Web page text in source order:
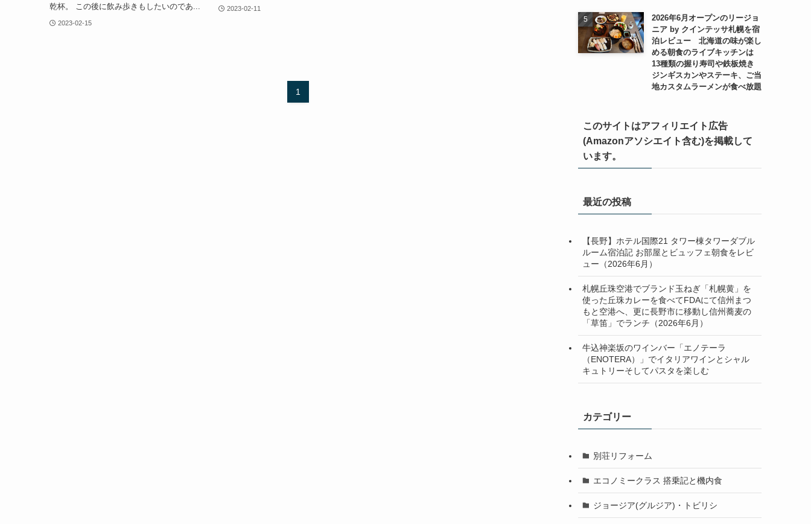
乾杯。 この後に飲み歩きもしたいのであ...
2023-02-15
2023-02-11
1
2026年6月オープンのリージョ
ニア by クインテッサ札幌を宿
泊レビュー 北海道の味が楽し
める朝食のライブキッチンは
13種類の握り寿司や鉄板焼き
ジンギスカンやステーキ、ご当
地カスタムラーメンが食べ放題
このサイトはアフィリエイト広告
(Amazonアソシエイト含む)を掲載して
います。
最近の投稿
【長野】ホテル国際21 タワー棟タワーダブル
ルーム宿泊記 お部屋とビュッフェ朝食をレビ
ュー（2026年6月）
札幌丘珠空港でブランド玉ねぎ「札幌黄」を
使った丘珠カレーを食べてFDAにて信州まつ
もと空港へ、更に長野市に移動し信州蕎麦の
「草笛」でランチ（2026年6月）
牛込神楽坂のワインバー「エノテーラ
（ENOTERA）」でイタリアワインとシャル
キュトリーそしてパスタを楽しむ
カテゴリー
別荘リフォーム
エコノミークラス 搭乗記と機内食
ジョージア(グルジア)・トビリシ